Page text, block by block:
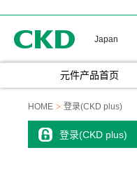
Japan
元件产品首页
HOME 登录(CKD plus)
登录(CKD plus)